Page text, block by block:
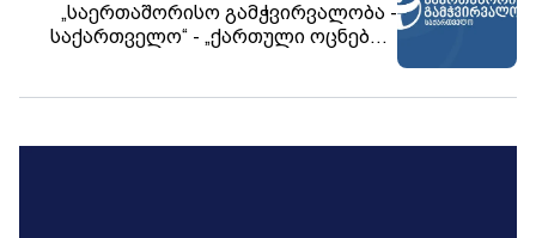
„საერთაშორისო გამჭვირვალობა -
საქართველო“ - „ქართული ოცნების“